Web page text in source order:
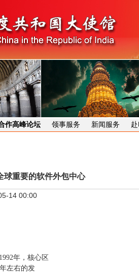
作高峰论坛 领事服务 新闻服务
重要的软件外包中心
14 00:00
年，核心区
左右的发